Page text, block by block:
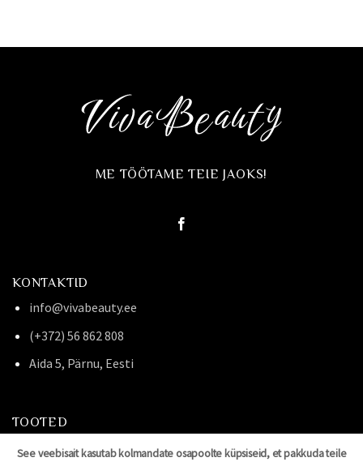
See veebisait kasutab kolmandate osapoolte küpsiseid, et pakkuda teile
KONTAKTID
info@vivabeauty.ee
(+372) 56 862 808
Aida 5, Pärnu, Eesti
ME TÖÖTAME TEIE JAOKS!
TOOTED
CLEMATHIS